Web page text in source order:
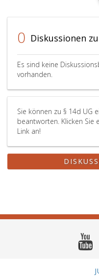
0 Diskussionen
Es sind keine
vorhanden.
Sie können zu § 14d UG
beantworten. Klicken Sie
Link an!